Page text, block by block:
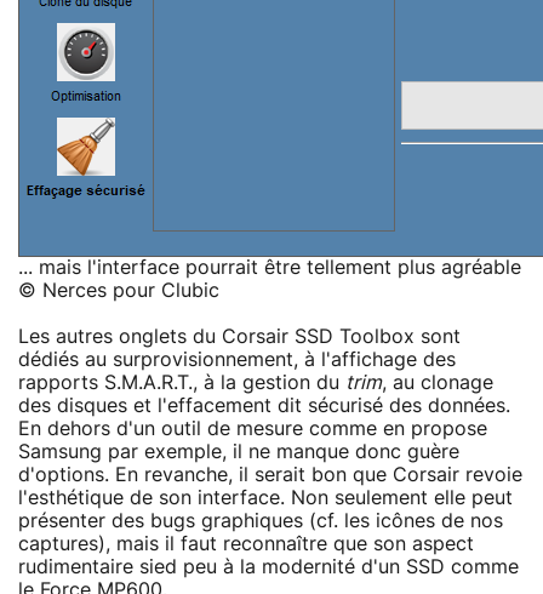
... mais l'interface pourrait être tellement plus agréable
© Nerces pour Clubic
Les autres onglets du Corsair SSD Toolbox sont
dédiés au surprovisionnement, à l'affichage des
rapports S.M.A.R.T., à la gestion du trim, au clonage
des disques et l'effacement dit sécurisé des données.
En dehors d'un outil de mesure comme en propose
Samsung par exemple, il ne manque donc guère
d'options. En revanche, il serait bon que Corsair revoie
l'esthétique de son interface. Non seulement elle peut
présenter des bugs graphiques (cf. les icônes de nos
captures), mais il faut reconnaître que son aspect
rudimentaire sied peu à la modernité d'un SSD comme
le Force MP600.